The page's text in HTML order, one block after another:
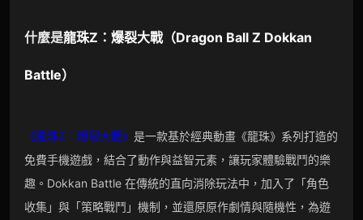
什麼是龍珠Z：爆裂大戰（Dragon Ball Z Dokkan
Battle）
《龍珠Z：爆裂大戰》 是一款基於經典動畫《龍珠》系列打造的
免費手機遊戲，結合了動作與益智元素，讓玩家體驗戰鬥的樂
趣。Dokkan Battle 在傳統的直向消除玩法中，加入了「角色
收集」與「策略戰鬥」機制，並還原原作劇情與隨機性，為遊